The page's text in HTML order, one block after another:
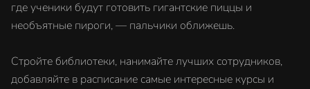
где ученики будут готовить гигантские пиццы и
необъятные пироги, — пальчики оближешь.
Стройте библиотеки, нанимайте лучших сотрудников,
добавляйте в расписание самые интересные курсы и